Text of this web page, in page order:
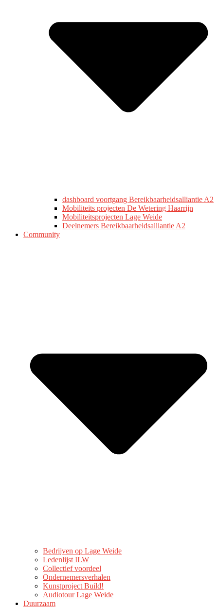
dashboard voortgang Bereikbaarheidsalliantie A2
Mobiliteits projecten De Wetering Haarrijn
Mobiliteitsprojecten Lage Weide
Deelnemers Bereikbaarheidsalliantie A2
Community
Bedrijven op Lage Weide
Ledenlijst ILW
Collectief voordeel
Ondernemersverhalen
Kunstproject Build!
Audiotour Lage Weide
Duurzaam